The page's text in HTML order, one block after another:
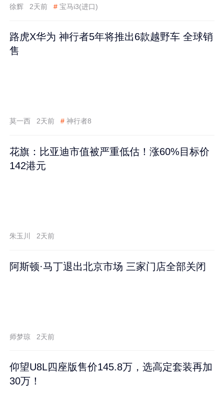
徐辉 2天前 # 宝马i3(进口)
路虎X华为 神行者5年将推出6款越野车 全球销
售
莫一西 2天前 # 神行者8
花旗：比亚迪市值被严重低估！涨60%目标价
142港元
朱玉川 2天前
阿斯顿·马丁退出北京市场 三家门店全部关闭
师梦琼 2天前
仰望U8L四座版售价145.8万，选高定套装再加
30万！